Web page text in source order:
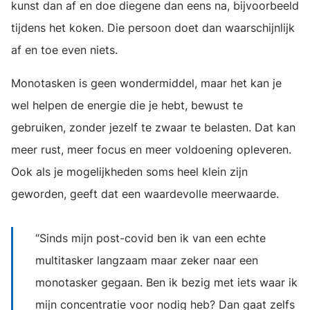
kunst dan af en doe diegene dan eens na, bijvoorbeeld
tijdens het koken. Die persoon doet dan waarschijnlijk
af en toe even niets.
Monotasken is geen wondermiddel, maar het kan je
wel helpen de energie die je hebt, bewust te
gebruiken, zonder jezelf te zwaar te belasten. Dat kan
meer rust, meer focus en meer voldoening opleveren.
Ook als je mogelijkheden soms heel klein zijn
geworden, geeft dat een waardevolle meerwaarde.
Sinds mijn post-covid ben ik van een echte
multitasker langzaam maar zeker naar een
monotasker gegaan. Ben ik bezig met iets waar ik
mijn concentratie voor nodig heb? Dan gaat zelfs